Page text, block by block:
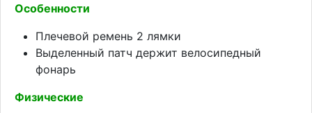
Особенности
Плечевой ремень 2 лямки
Выделенный патч держит велосипедный
фонарь
Физические